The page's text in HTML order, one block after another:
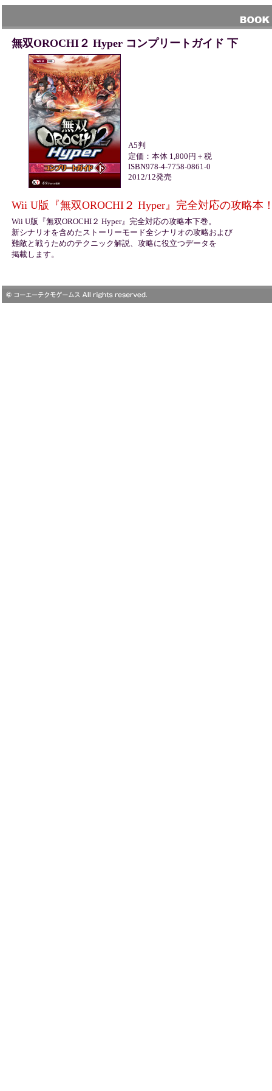
無双OROCHI２ Hyper コンプリートガイド 下
A5判
定価：本体 1,800円＋税
ISBN978-4-7758-0861-0
2012/12発売
Wii U版『無双OROCHI２ Hyper』完全対応の攻略本
Wii U版『無双OROCHI２ Hyper』完全対応の攻略本下巻。
新シナリオを含めたストーリーモード全シナリオの攻略および
難敵と戦うためのテクニック解説、攻略に役立つデータを
掲載します。